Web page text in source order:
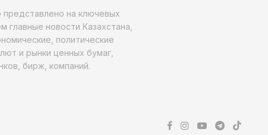
представлено на ключевых
новости Казахстана,
политические
и рынки ценных бумаг,
бирж, компаний.